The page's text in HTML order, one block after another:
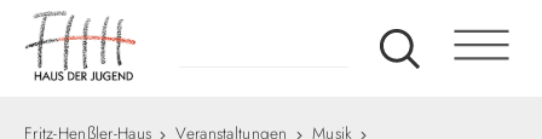
Fritz-Henßler-Haus Veranstaltungen
Musik